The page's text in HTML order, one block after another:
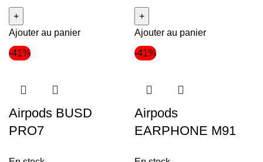
Ajouter au panier Ajouter au panier
-41%
Airpods BUSD
PRO7
-41%
Airpods
EARPHONE M91